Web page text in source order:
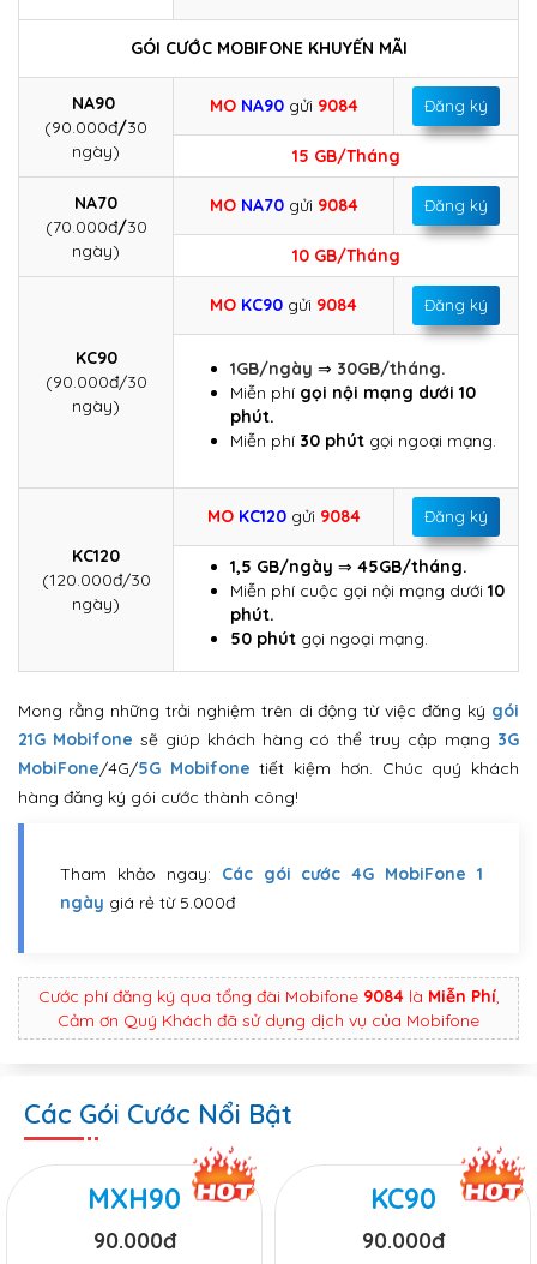
GÓI CƯỚC MOBIFONE KHUYẾN MÃI
NA90
(90.000đ/30
ngày)
MO NA90 gửi 9084 Đăng ký
15 GB/Tháng
NA70
(70.000đ/30
ngày)
MO NA70 gửi 9084 Đăng ký
10 GB/Tháng
KC90
(90.000đ/30
ngày)
MO KC90 gửi 9084 Đăng ký
1GB/ngày ⇒ 30GB/tháng.
Miễn phí gọi nội mạng dưới 10
phút.
Miễn phí 30 phút gọi ngoại mạng.
KC120
(120.000đ/30
ngày)
MO KC120 gửi 9084 Đăng ký
1,5 GB/ngày ⇒ 45GB/tháng.
Miễn phí cuộc gọi nội mạng dưới 10
phút.
50 phút gọi ngoại mạng.
Mong rằng những trải nghiệm trên di động từ việc đăng ký gói
21G Mobifone sẽ giúp khách hàng có thể truy cập mạng 3G
MobiFone/4G/5G Mobifone tiết kiệm hơn. Chúc quý khách
hàng đăng ký gói cước thành công!
Tham khảo ngay: Các gói cước 4G MobiFone 1
ngày giá rẻ từ 5.000đ
Cước phí đăng ký qua tổng đài Mobifone 9084là Miễn Phí,
Cảm ơn Quý Khách đã sử dụng dịch vụ của Mobifone
Các Gói Cước Nổi Bật
MXH90
90.000đ
KC90
90.000đ